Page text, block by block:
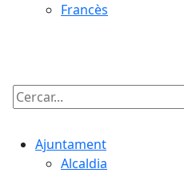
Francès
Cercar:
Ajuntament
Alcaldia